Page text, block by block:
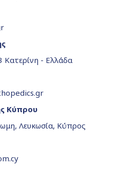
Κατερίνη - Ελλάδα
Κύπρου
Λευκωσία, Κύπρος